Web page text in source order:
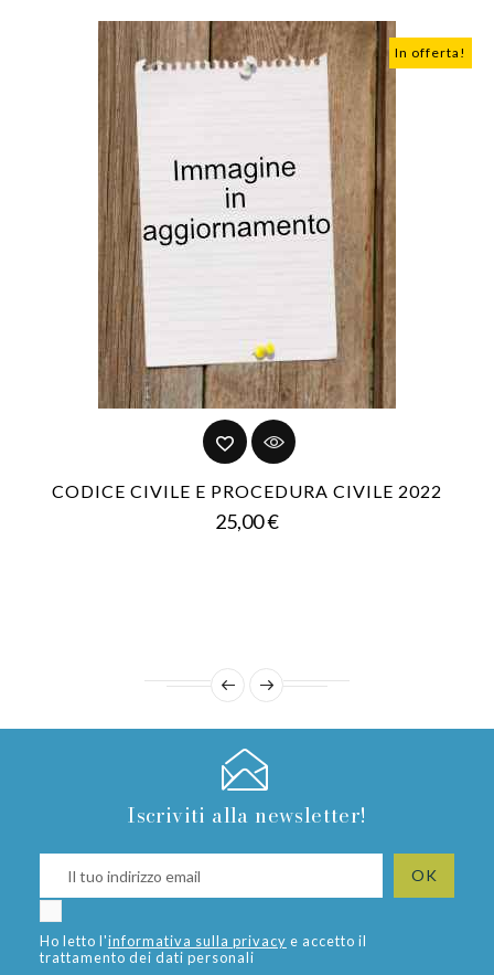
In offerta!
CODICE CIVILE E PROCEDURA CIVILE 2022
25,00 €Prezzo
Iscriviti alla newsletter!
Ho letto l'informativa sulla privacy e accetto il
trattamento dei dati personali